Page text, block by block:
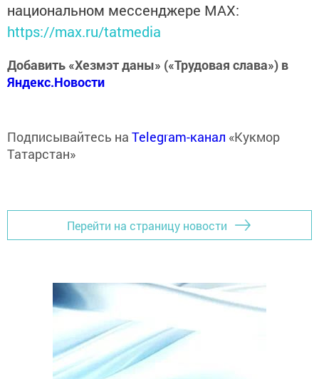
национальном мессенджере MАХ:
https://max.ru/tatmedia
Добавить «Хезмэт даны» («Трудовая слава») в
Яндекс.Новости
Подписывайтесь на Telegram-канал «Кукмор
Татарстан»
Перейти на страницу новости